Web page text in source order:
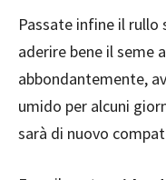
Passate infine il
aderire bene il seme
abbondantemente,
umido per alcuni
sarà di nuovo